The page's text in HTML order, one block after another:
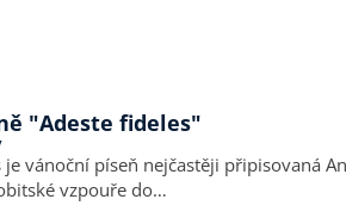
"Adeste fideles"
píseň nejčastěji připisovaná Angličanu Johnu Francisi
vzpouře do…